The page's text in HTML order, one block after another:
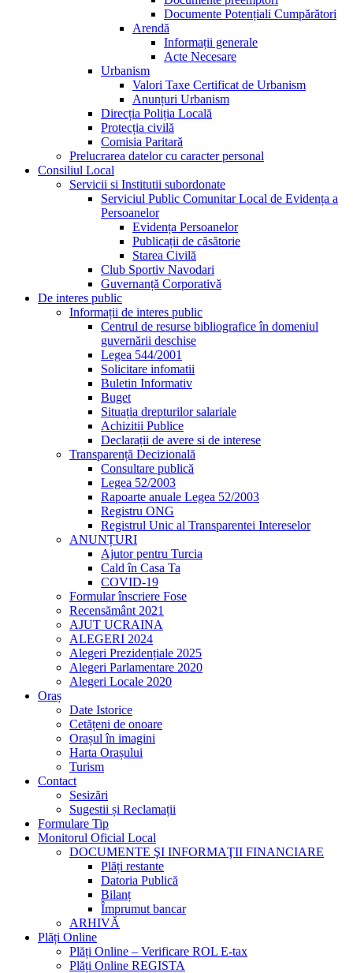
Documente Potențiali Cumpărători
Arendă
Informații generale
Acte Necesare
Urbanism
Valori Taxe Certificat de Urbanism
Anunțuri Urbanism
Direcția Poliția Locală
Protecția civilă
Comisia Paritară
Prelucrarea datelor cu caracter personal
Consiliul Local
Servicii si Institutii subordonate
Serviciul Public Comunitar Local de Evidența a
Persoanelor
Evidența Persoanelor
Publicații de căsătorie
Starea Civilă
Club Sportiv Navodari
Guvernanță Corporativă
De interes public
Informații de interes public
Centrul de resurse bibliografice în domeniul
guvernării deschise
Legea 544/2001
Solicitare infomatii
Buletin Informativ
Buget
Situația drepturilor salariale
Achizitii Publice
Declarații de avere si de interese
Transparență Decizională
Consultare publică
Legea 52/2003
Rapoarte anuale Legea 52/2003
Registru ONG
Registrul Unic al Transparentei Intereselor
ANUNȚURI
Ajutor pentru Turcia
Cald în Casa Ta
COVID-19
Formular înscriere Fose
Recensământ 2021
AJUT UCRAINA
ALEGERI 2024
Alegeri Prezidențiale 2025
Alegeri Parlamentare 2020
Alegeri Locale 2020
Oraș
Date Istorice
Cetățeni de onoare
Orașul în imagini
Harta Orașului
Turism
Contact
Sesizări
Sugestii și Reclamații
Formulare Tip
Monitorul Oficial Local
DOCUMENTE ŞI INFORMAŢII FINANCIARE
Plăți restante
Datoria Publică
Bilanț
Împrumut bancar
ARHIVĂ
Plăți Online
Plăți Online – Verificare ROL E-tax
Plăți Online REGISTA